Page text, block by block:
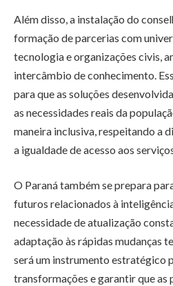
Além disso, a instalação do
formação de parcerias com
tecnologia e organizações civis,
intercâmbio de conhecimento.
para que as soluções
as necessidades reais da
maneira inclusiva, respeitando a
a igualdade de acesso aos
O Paraná também se prepara
futuros relacionados à
necessidade de atualização
adaptação às rápidas mudanças
será um instrumento estratégico
transformações e garantir que